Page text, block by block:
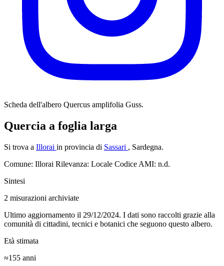
Scheda dell'albero Quercus amplifolia Guss.
Quercia a foglia larga
Si trova a Illorai in provincia di Sassari , Sardegna.
Comune: Illorai Rilevanza: Locale Codice AMI: n.d.
Sintesi
2 misurazioni archiviate
Ultimo aggiornamento il 29/12/2024. I dati sono raccolti grazie alla
comunità di cittadini, tecnici e botanici che seguono questo albero.
Età stimata
≈155 anni